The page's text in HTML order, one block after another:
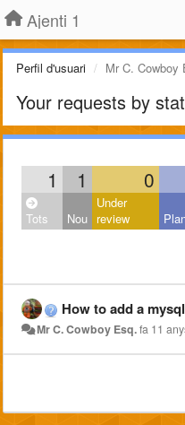
Ajenti 1
Perfil d'usuari Mr C. Cowboy
Your requests by
1 1 0
Tots Nou
Under
review
How to add a
Mr C. Cowboy Esq.fa 11